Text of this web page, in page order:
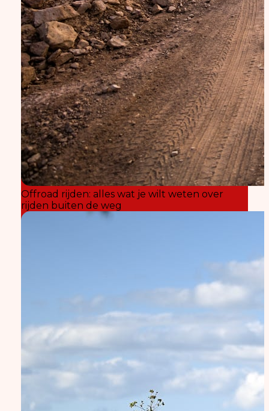
Offroad rijden: alles wat je wilt weten over
rijden buiten de weg